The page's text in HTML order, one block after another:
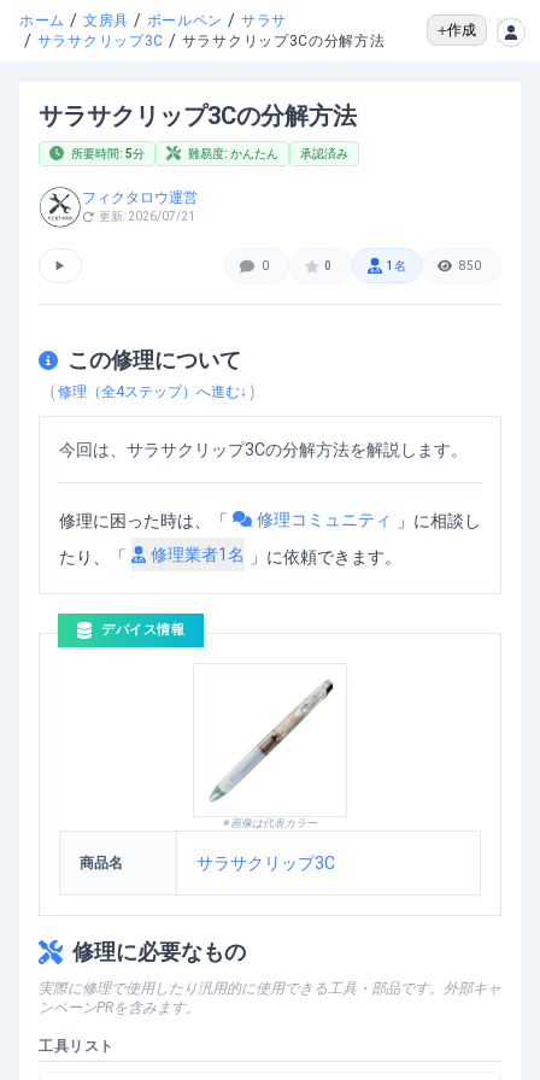
ホーム / 文房具 / ボールペン / サラサ
/ サラサクリップ3C / サラサクリップ3Cの分解方法
作成
サラサクリップ3Cの分解方法
所要時間: 5分 難易度: かんたん 承認済み
フィクタロウ運営
更新: 2026/07/21
▶ 0 0 1 名 850
この修理について
（修理（全4ステップ）へ進む↓ ）
今回は、サラサクリップ3Cの分解方法を解説します。
修理に困った時は、「 修理コミュニティ 」 に相談し
たり、「
修理業者1名 」に依頼できます。
デバイス情報
※画像は代表カラー
商品名 サラサクリップ3C
修理に必要なもの
実際に修理で使用したり汎用的に使用できる工具・部品です。外部キャ
ンペーンPRを含みます。
工具リスト